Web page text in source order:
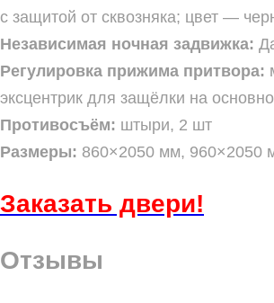
с защитой от сквозняка; цвет —
Независимая ночная задвижка:
Регулировка прижима притвора:
эксцентрик для защёлки на
Противосъём: штыри, 2 шт
Размеры: 860×2050 мм, 960×2050
Заказать двери!
Отзывы